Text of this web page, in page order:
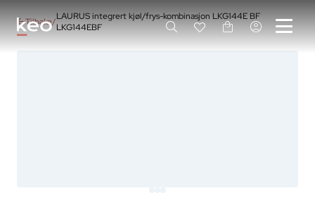
Tilbake LAURUS integrert kjøl/frys-kombinasjon LKG144E BF
LKG144EBF